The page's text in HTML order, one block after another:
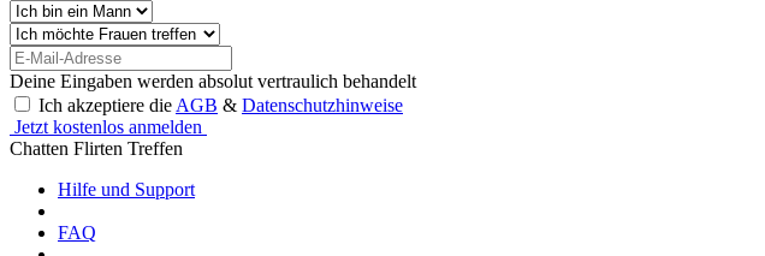
Deine Eingaben werden absolut vertraulich behandelt
Ich akzeptiere die AGB & Datenschutzhinweise
Jetzt kostenlos anmelden
Chatten Flirten Treffen
Hilfe und Support
FAQ